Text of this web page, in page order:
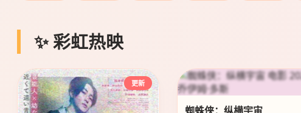
✨ 彩虹热映
更新